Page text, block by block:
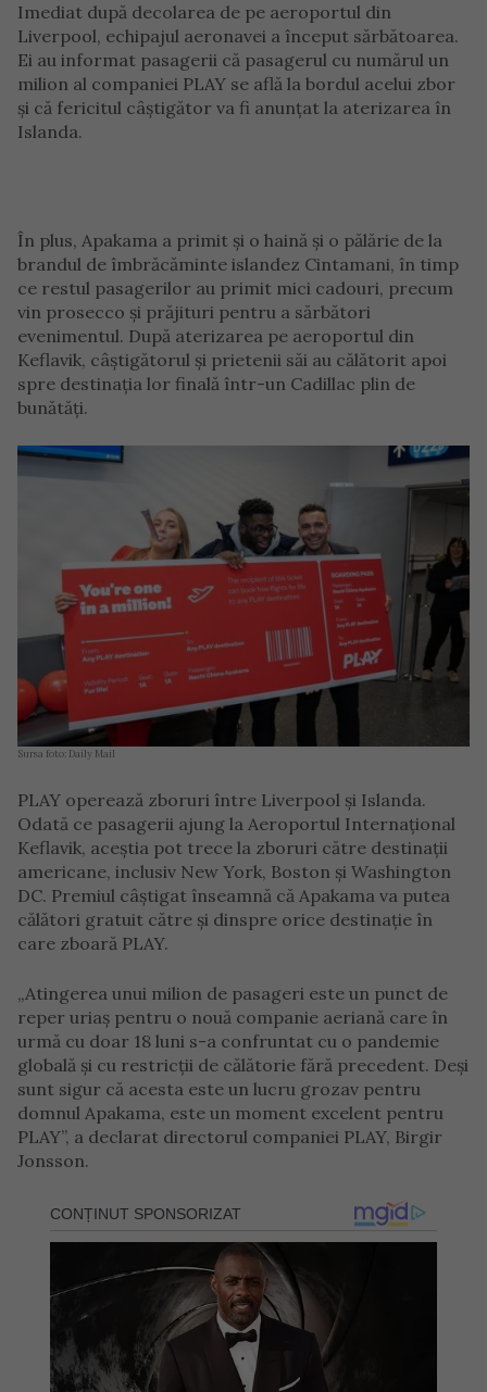
Imediat după decolarea de pe aeroportul din
Liverpool, echipajul aeronavei a început sărbătoarea.
Ei au informat pasagerii că pasagerul cu numărul un
milion al companiei PLAY se află la bordul acelui zbor
și că fericitul câștigător va fi anunțat la aterizarea în
Islanda.
În plus, Apakama a primit și o haină și o pălărie de la
brandul de îmbrăcăminte islandez Cintamani, în timp
ce restul pasagerilor au primit mici cadouri, precum
vin prosecco și prăjituri pentru a sărbători
evenimentul. După aterizarea pe aeroportul din
Keflavik, câștigătorul și prietenii săi au călătorit apoi
spre destinația lor finală într-un Cadillac plin de
bunătăți.
Sursa foto: Daily Mail
PLAY operează zboruri între Liverpool și Islanda.
Odată ce pasagerii ajung la Aeroportul Internațional
Keflavik, aceștia pot trece la zboruri către destinații
americane, inclusiv New York, Boston și Washington
DC. Premiul câștigat înseamnă că Apakama va putea
călători gratuit către și dinspre orice destinație în
care zboară PLAY.
„Atingerea unui milion de pasageri este un punct de
reper uriaș pentru o nouă companie aeriană care în
urmă cu doar 18 luni s-a confruntat cu o pandemie
globală și cu restricții de călătorie fără precedent. Deși
sunt sigur că acesta este un lucru grozav pentru
domnul Apakama, este un moment excelent pentru
PLAY”, a declarat directorul companiei PLAY, Birgir
Jonsson.